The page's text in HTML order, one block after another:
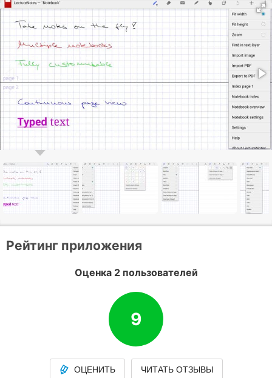
Рейтинг приложения
Оценка 2 пользователей
9
ОЦЕНИТЬ ЧИТАТЬ ОТЗЫВЫ